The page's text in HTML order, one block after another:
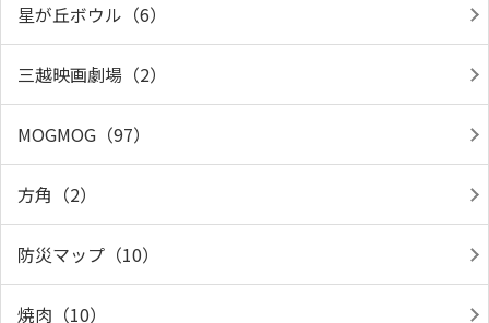
星が丘ボウル（6）
三越映画劇場（2）
MOGMOG（97）
方角（2）
防災マップ（10）
焼肉（10）